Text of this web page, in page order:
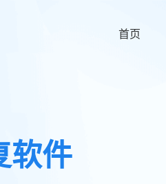
首页
软件